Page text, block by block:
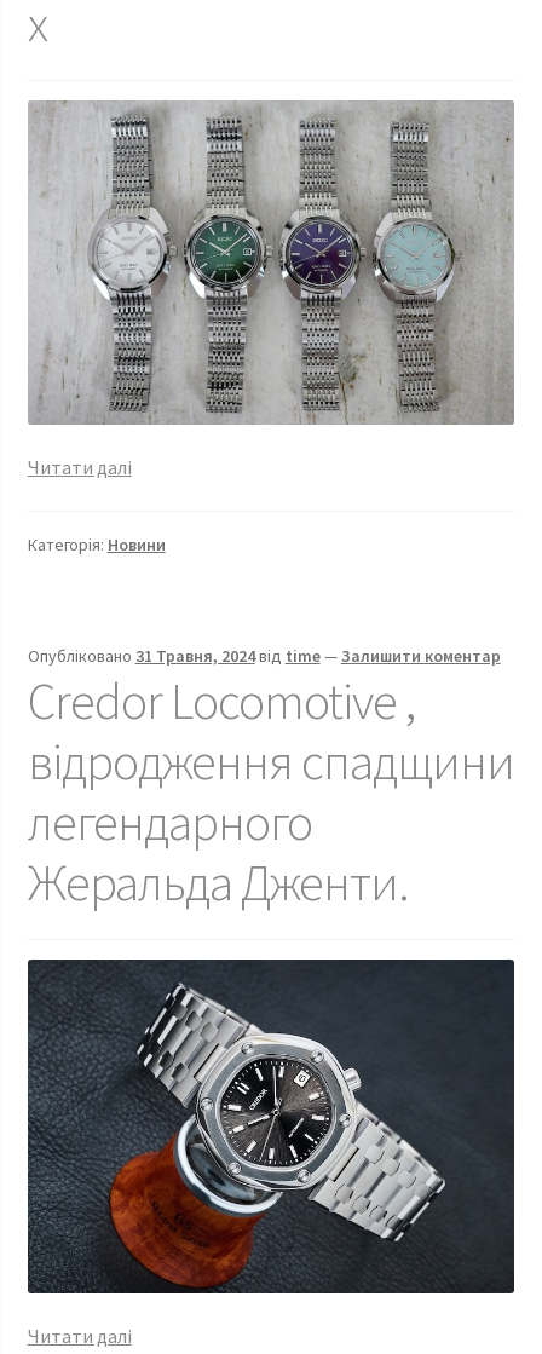
х
Читати даліKing
1969
відродження
Хронометрії
1960-
Категорія: Новини
Опубліковано 31 Травня, 2024від time—Залишити коментар
Credor Locomotive ,
відродження спадщини
легендарного
Жеральда Дженти.
Читати даліCredor